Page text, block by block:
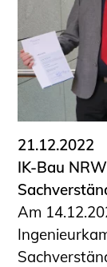
21.12.2022
IK-Bau
Am